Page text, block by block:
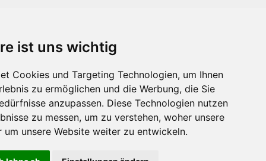
ist uns wichtig
Cookies und Targeting Technologien, um Ihnen
zu ermöglichen und die Werbung, die Sie
anzupassen. Diese Technologien nutzen
zu messen, um zu verstehen, woher unsere
um unsere Website weiter zu entwickeln.